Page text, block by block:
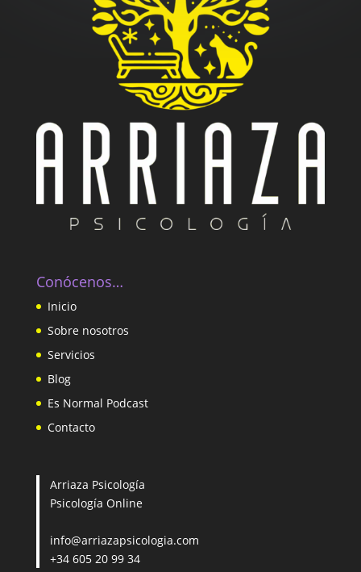
Conócenos…
Inicio
Sobre nosotros
Servicios
Blog
Es Normal Podcast
Contacto
Arriaza Psicología
Psicología Online
info@arriazapsicologia.com
+34 605 20 99 34